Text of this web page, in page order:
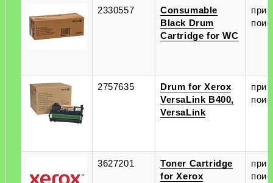
2330557
Consumable
Black Drum
Cartridge for WC
при
2757635
Drum for Xerox
VersaLink B400,
VersaLink
при
3627201
Toner Cartridge
for Xerox
при